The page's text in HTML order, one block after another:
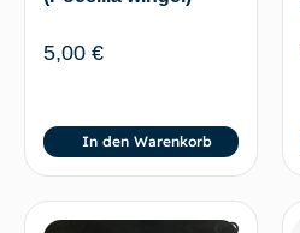
5,00 €
In den Warenkorb